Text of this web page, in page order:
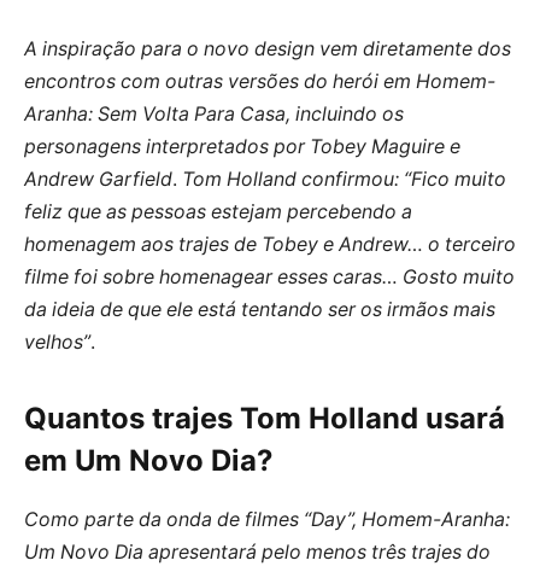
A inspiração para o novo design vem diretamente dos
encontros com outras versões do herói em Homem-
Aranha: Sem Volta Para Casa, incluindo os
personagens interpretados por Tobey Maguire e
Andrew Garfield. Tom Holland confirmou: “Fico muito
feliz que as pessoas estejam percebendo a
homenagem aos trajes de Tobey e Andrew… o terceiro
filme foi sobre homenagear esses caras… Gosto muito
da ideia de que ele está tentando ser os irmãos mais
velhos”.
Quantos trajes Tom Holland usará
em Um Novo Dia?
Como parte da onda de filmes “Day”, Homem-Aranha:
Um Novo Dia apresentará pelo menos três trajes do